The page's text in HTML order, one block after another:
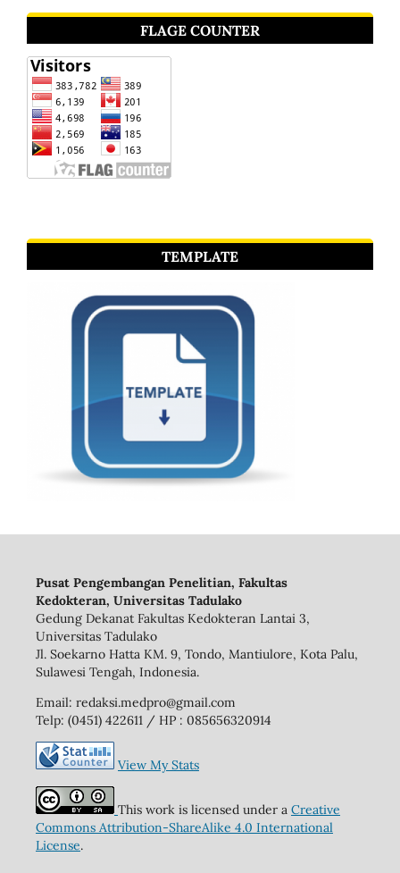
FLAGE COUNTER
TEMPLATE
Pusat Pengembangan Penelitian, Fakultas
Kedokteran, Universitas Tadulako
Gedung Dekanat Fakultas Kedokteran Lantai 3,
Universitas Tadulako
Jl. Soekarno Hatta KM. 9, Tondo, Mantiulore, Kota Palu,
Sulawesi Tengah, Indonesia.
Email: redaksi.medpro@gmail.com
Telp: (0451) 422611 / HP : 085656320914
View My Stats
This work is licensed under a Creative
Commons Attribution-ShareAlike 4.0 International
License.